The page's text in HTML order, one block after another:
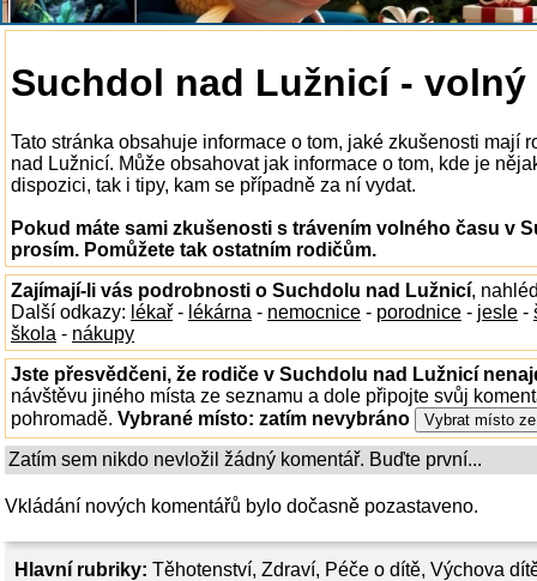
Hlavní rubriky: Těhotenství, Zdraví, Péče o dítě, Výchova
Suchdol nad Lužnicí - volný
Tato stránka obsahuje informace o tom, jaké zkušenosti mají
nad Lužnicí. Může obsahovat jak informace o tom, kde je
dispozici, tak i tipy, kam se případně za ní vydat.
Pokud máte sami zkušenosti s trávením volného času v
prosím. Pomůžete tak ostatním rodičům.
Zajímají-li vás podrobnosti o Suchdolu nad Lužnicí,
Další odkazy: lékař - lékárna - nemocnice - porodnice - jesle -
škola - nákupy
Jste přesvědčeni, že rodiče v Suchdolu nad Lužnicí
návštěvu jiného místa ze seznamu a dole připojte svůj
pohromadě. Vybrané místo: zatím nevybráno
Zatím sem nikdo nevložil žádný komentář. Buďte první...
Vkládání nových komentářů bylo dočasně pozastaveno.